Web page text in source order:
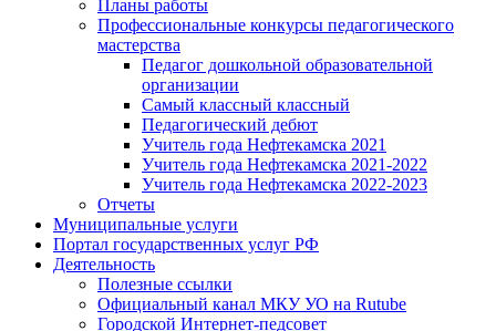
Планы работы
Профессиональные конкурсы педагогического
мастерства
Педагог дошкольной образовательной
организации
Самый классный классный
Педагогический дебют
Учитель года Нефтекамска 2021
Учитель года Нефтекамска 2021-2022
Учитель года Нефтекамска 2022-2023
Отчеты
Муниципальные услуги
Портал государственных услуг РФ
Деятельность
Полезные ссылки
Официальный канал МКУ УО на Rutube
Городской Интернет-педсовет